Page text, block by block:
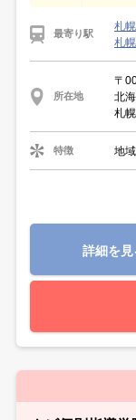
最寄り駅
札
札
所在地
〒
北
札
特徴 地
詳細を見